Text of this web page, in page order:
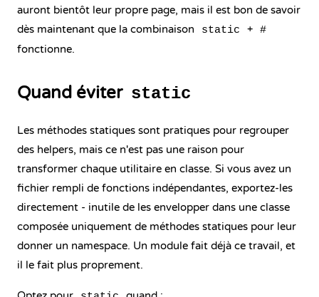
auront bientôt leur propre page, mais il est bon de savoir
dès maintenant que la combinaison
static + #
fonctionne.
Quand éviter static
Les méthodes statiques sont pratiques pour regrouper
des helpers, mais ce n'est pas une raison pour
transformer chaque utilitaire en classe. Si vous avez un
fichier rempli de fonctions indépendantes, exportez-les
directement - inutile de les envelopper dans une classe
composée uniquement de méthodes statiques pour leur
donner un namespace. Un module fait déjà ce travail, et
il le fait plus proprement.